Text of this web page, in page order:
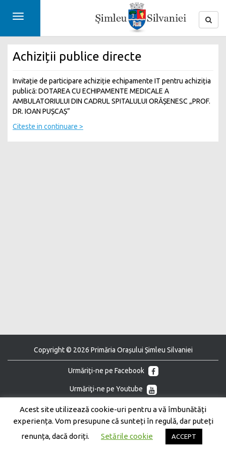
Toggle
Achiziții publice directe
Invitație de participare achiziție echipamente IT pentru achiziția
publică: DOTAREA CU ECHIPAMENTE MEDICALE A
AMBULATORIULUI DIN CADRUL SPITALULUI ORĂȘENESC „PROF.
DR. IOAN PUȘCAȘ”
Citeste in continuare >
Copyright © 2026 Primăria Orașului Șimleu Silvaniei
Urmăriţi-ne pe Facebook
Urmăriţi-ne pe Youtube
Acest site utilizează cookie-uri pentru a vă îmbunătăți
experiența. Vom presupune că sunteți în regulă, dar puteți
renunța, dacă doriți.
Setările cookie ACCEPT